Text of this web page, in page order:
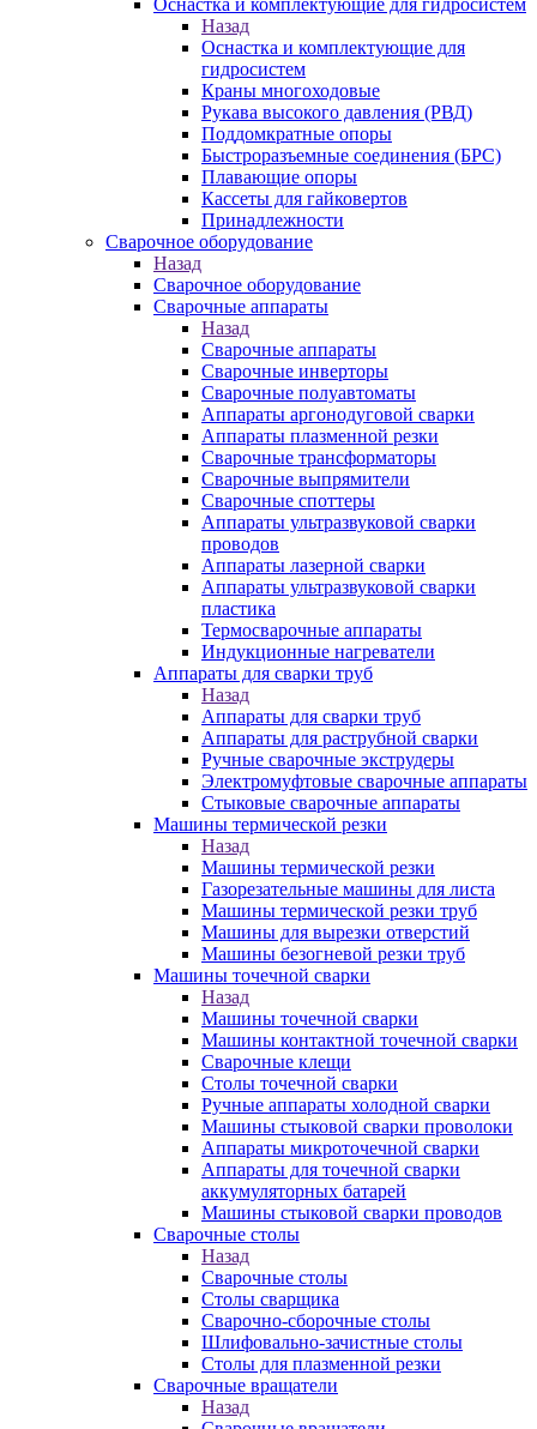
Оснастка и комплектующие для гидросистем
Назад
Оснастка и комплектующие для
гидросистем
Краны многоходовые
Рукава высокого давления (РВД)
Поддомкратные опоры
Быстроразъемные соединения (БРС)
Плавающие опоры
Кассеты для гайковертов
Принадлежности
Сварочное оборудование
Назад
Сварочное оборудование
Сварочные аппараты
Назад
Сварочные аппараты
Сварочные инверторы
Сварочные полуавтоматы
Аппараты аргонодуговой сварки
Аппараты плазменной резки
Сварочные трансформаторы
Сварочные выпрямители
Сварочные споттеры
Аппараты ультразвуковой сварки
проводов
Аппараты лазерной сварки
Аппараты ультразвуковой сварки
пластика
Термосварочные аппараты
Индукционные нагреватели
Аппараты для сварки труб
Назад
Аппараты для сварки труб
Аппараты для раструбной сварки
Ручные сварочные экструдеры
Электромуфтовые сварочные аппараты
Стыковые сварочные аппараты
Машины термической резки
Назад
Машины термической резки
Газорезательные машины для листа
Машины термической резки труб
Машины для вырезки отверстий
Машины безогневой резки труб
Машины точечной сварки
Назад
Машины точечной сварки
Машины контактной точечной сварки
Сварочные клещи
Столы точечной сварки
Ручные аппараты холодной сварки
Машины стыковой сварки проволоки
Аппараты микроточечной сварки
Аппараты для точечной сварки
аккумуляторных батарей
Машины стыковой сварки проводов
Сварочные столы
Назад
Сварочные столы
Столы сварщика
Сварочно-сборочные столы
Шлифовально-зачистные столы
Столы для плазменной резки
Сварочные вращатели
Назад